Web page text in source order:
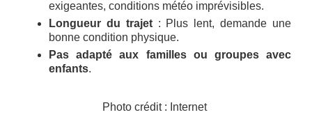
exigeantes, conditions météo imprévisibles.
Longueur du trajet: Plus lent, demande une
bonne condition physique.
Pas adapté aux familles ou groupes avec
enfants.
Photo crédit : Internet